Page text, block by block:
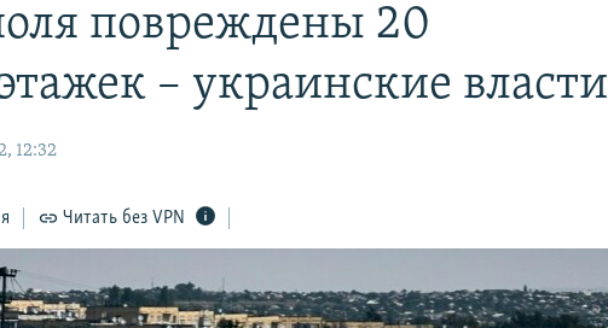
повреждены 20
– украинские власти
12:32
Читать без VPN